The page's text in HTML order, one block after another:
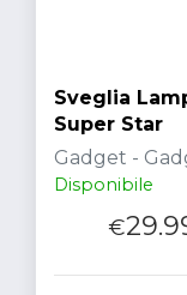
Sveglia
Super Star
Gadget -
Disponibile
€